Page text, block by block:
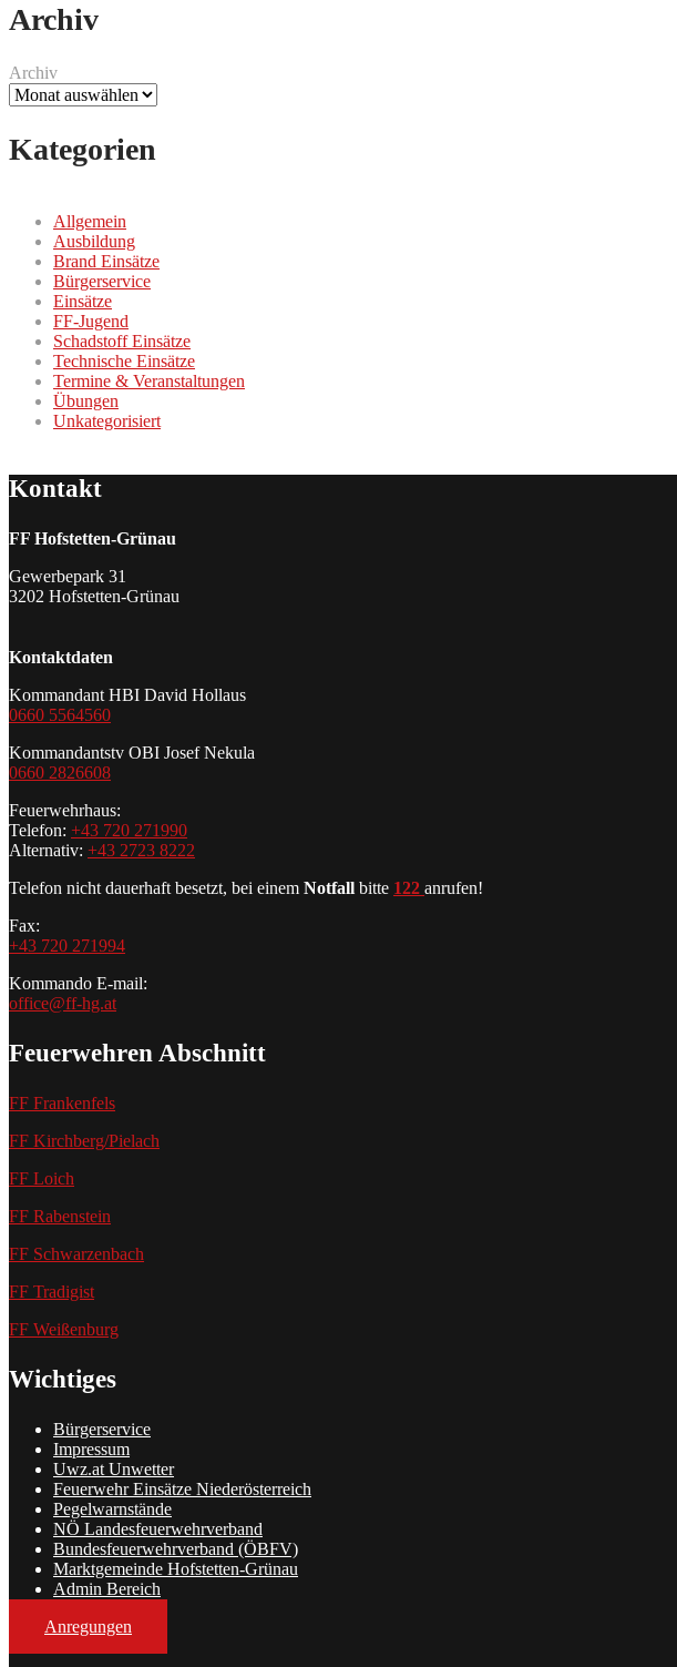
Archiv
Archiv
Kategorien
Allgemein
Ausbildung
Brand Einsätze
Bürgerservice
Einsätze
FF-Jugend
Schadstoff Einsätze
Technische Einsätze
Termine & Veranstaltungen
Übungen
Unkategorisiert
Kontakt
FF Hofstetten-Grünau
Gewerbepark 31
3202 Hofstetten-Grünau
Kontaktdaten
Kommandant HBI David Hollaus
0660 5564560
Kommandantstv OBI Josef Nekula
0660 2826608
Feuerwehrhaus:
Telefon: +43 720 271990
Alternativ: +43 2723 8222
Telefon nicht dauerhaft besetzt, bei einem Notfall bitte 122 anrufen!
Fax:
+43 720 271994
Kommando E-mail:
office@ff-hg.at
Feuerwehren Abschnitt
FF Frankenfels
FF Kirchberg/Pielach
FF Loich
FF Rabenstein
FF Schwarzenbach
FF Tradigist
FF Weißenburg
Wichtiges
Bürgerservice
Impressum
Uwz.at Unwetter
Feuerwehr Einsätze Niederösterreich
Pegelwarnstände
NÖ Landesfeuerwehrverband
Bundesfeuerwehrverband (ÖBFV)
Marktgemeinde Hofstetten-Grünau
Admin Bereich
Anregungen